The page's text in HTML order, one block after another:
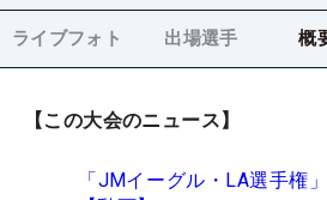
ライブフォト 出場選手 概
【この大会のニュース】
「JMイーグル・LA選手権